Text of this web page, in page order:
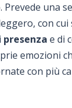
Prevede una
con cui
presenza e di
emozioni
con più